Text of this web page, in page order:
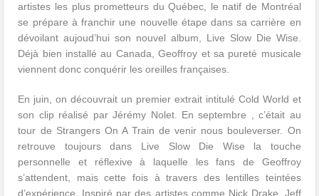
artistes les plus prometteurs du Québec, le natif de Montréal
se prépare à franchir une nouvelle étape dans sa carrière en
dévoilant aujoud’hui son nouvel album, Live Slow Die Wise.
Déjà bien installé au Canada, Geoffroy et sa pureté musicale
viennent donc conquérir les oreilles françaises.
En juin, on découvrait un premier extrait intitulé Cold World et
son clip réalisé par Jérémy Nolet. En septembre , c’était au
tour de Strangers On A Train de venir nous bouleverser. On
retrouve toujours dans Live Slow Die Wise la touche
personnelle et réflexive à laquelle les fans de Geoffroy
s’attendent, mais cette fois à travers des lentilles teintées
d’expérience. Inspiré par des artistes comme Nick Drake, Jeff